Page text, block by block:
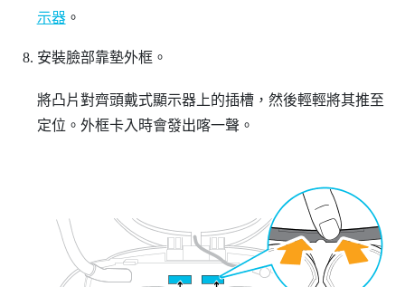
示器。
安裝臉部靠墊外框。
將凸片對齊頭戴式顯示器上的插槽，然後輕輕將其推至
定位。外框卡入時會發出喀一聲。